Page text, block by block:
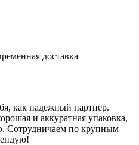
доставка
как надежный партнер.
и аккуратная упаковка,
Сотрудничаем по крупным